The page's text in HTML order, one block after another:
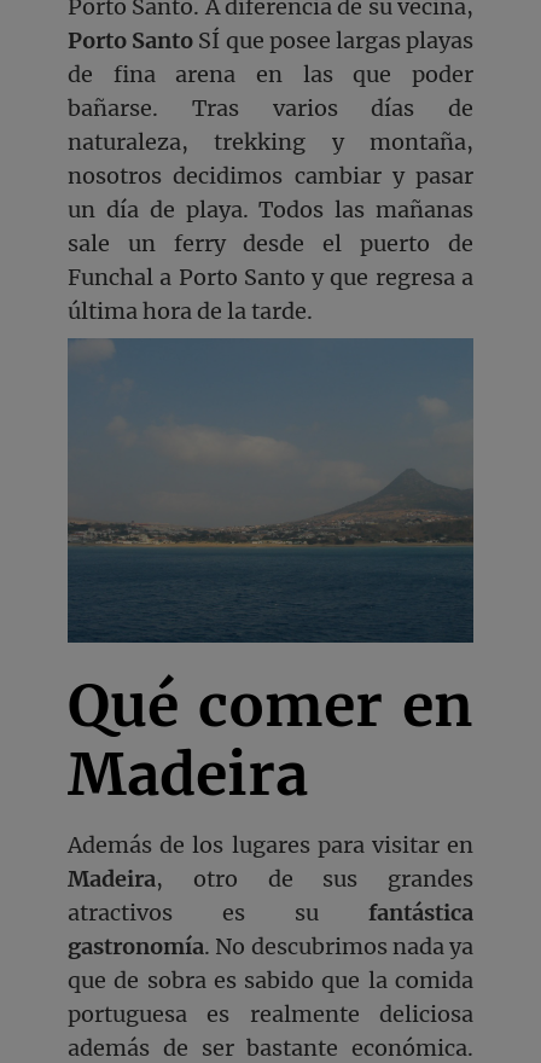
Porto Santo. A diferencia de su vecina,
Porto Santo SÍ que posee largas playas
de fina arena en las que poder
bañarse. Tras varios días de
naturaleza, trekking y montaña,
nosotros decidimos cambiar y pasar
un día de playa. Todos las mañanas
sale un ferry desde el puerto de
Funchal a Porto Santo y que regresa a
última hora de la tarde.
Qué comer en
Madeira
Además de los lugares para visitar en
Madeira, otro de sus grandes
atractivos es su fantástica
gastronomía. No descubrimos nada ya
que de sobra es sabido que la comida
portuguesa es realmente deliciosa
además de ser bastante económica.